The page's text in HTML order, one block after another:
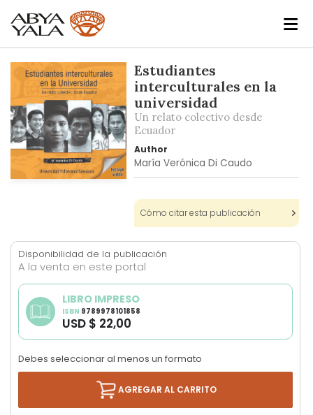
Skip
the
end
of
the
images
gallery
of
the
gallery
Estudiantes
interculturales en la
universidad
Un relato colectivo desde
Ecuador
Author
María Verónica Di Caudo
Cómo citar esta publicación
Disponibilidad de la publicación
A la venta en este portal
LIBRO IMPRESO
ISBN 9789978101858
USD $ 22,00
Debes seleccionar al menos un formato
AGREGAR AL CARRITO